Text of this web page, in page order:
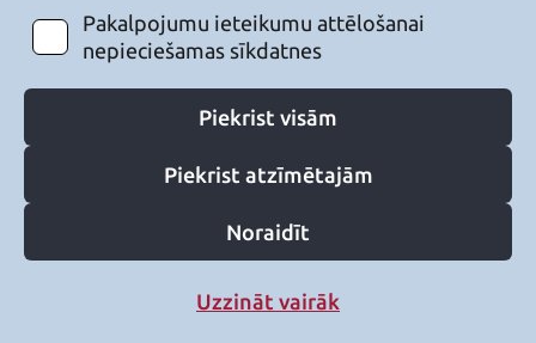
Pakalpojumu ieteikumu attēlošanai
nepieciešamas sīkdatnes
Piekrist visām
Piekrist atzīmētajām
Noraidīt
Uzzināt vairāk